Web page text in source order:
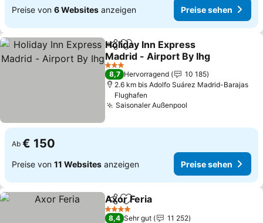
Preise von 6 Websites anzeigen Preise sehen
TeilenZu Favoriten hinzufügen
Holiday Inn Express
Madrid - Airport By Ihg
3 Sterne
8,7 Hervorragend
10 185
2.6 km bis Adolfo Suárez Madrid-Barajas
Flughafen
Saisonaler Außenpool
Ab € 150
Preise von 11 Websites anzeigen Preise sehen
TeilenZu Favoriten hinzufügen
Axor Feria
4 Sterne
8,4 Sehr gut
11 252